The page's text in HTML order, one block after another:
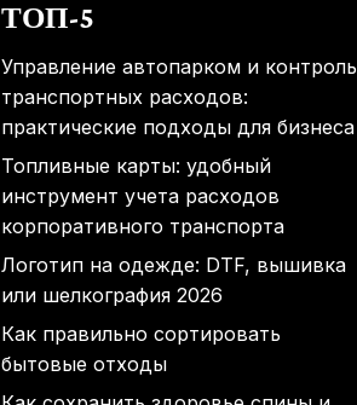
ТОП-5
Управление автопарком и контроль
транспортных расходов:
практические подходы для бизнеса
Топливные карты: удобный
инструмент учета расходов
корпоративного транспорта
Логотип на одежде: DTF, вышивка
или шелкография 2026
Как правильно сортировать
бытовые отходы